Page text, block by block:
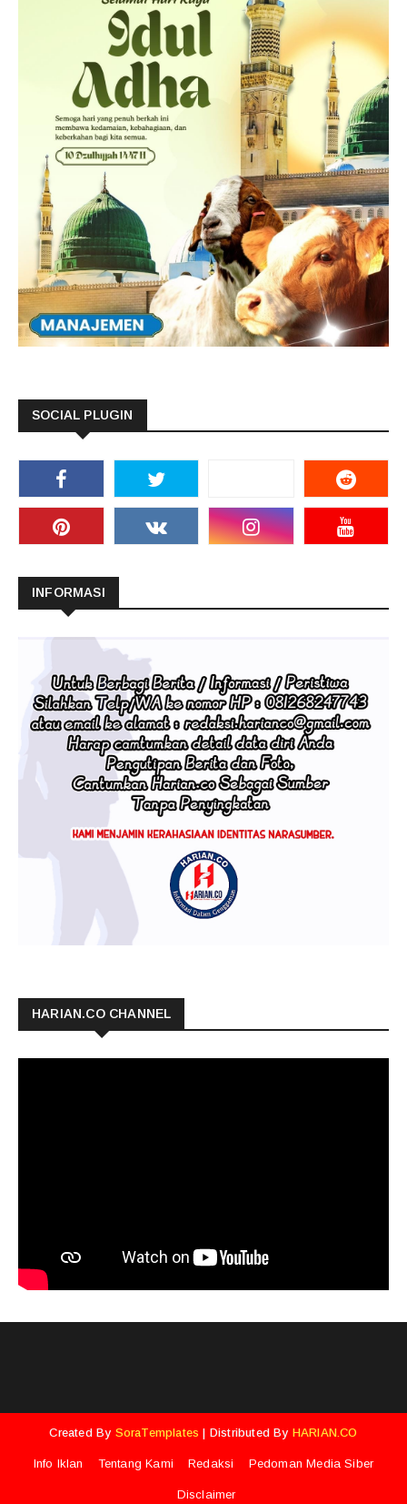
SOCIAL PLUGIN
INFORMASI
HARIAN.CO CHANNEL
Created By SoraTemplates | Distributed By HARIAN.CO
Info Iklan Tentang Kami Redaksi Pedoman Media Siber
Disclaimer